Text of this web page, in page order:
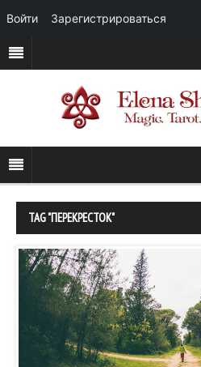
TAG "ПЕРЕКРЕСТОК"
Войти Зарегистрироваться